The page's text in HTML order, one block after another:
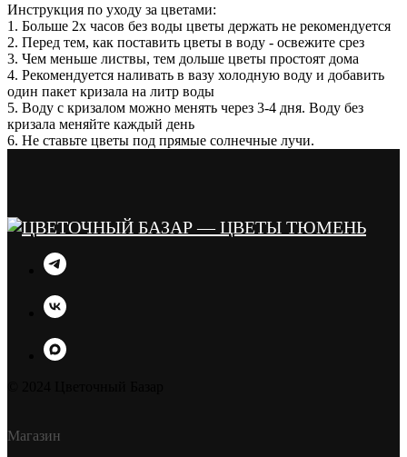
Инструкция по уходу за цветами:
1. Больше 2х часов без воды цветы держать не рекомендуется
2. Перед тем, как поставить цветы в воду - освежите срез
3. Чем меньше листвы, тем дольше цветы простоят дома
4. Рекомендуется наливать в вазу холодную воду и добавить
один пакет кризала на литр воды
5. Воду с кризалом можно менять через 3-4 дня. Воду без
кризала меняйте каждый день
6. Не ставьте цветы под прямые солнечные лучи.
Магазин